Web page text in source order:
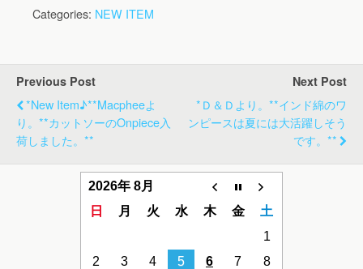
Categories: NEW ITEM
Previous Post
*new Item♪**macpheeよ
り。**カットソーのonpiece入
荷しました。**
Next Post
*Ｄ＆Ｄより。**インド綿のワ
ンピースは夏には大活躍しそう
です。**
2026年 8月
日
月 火 水 木 金
土
1
2
3 4 5 6 7 8